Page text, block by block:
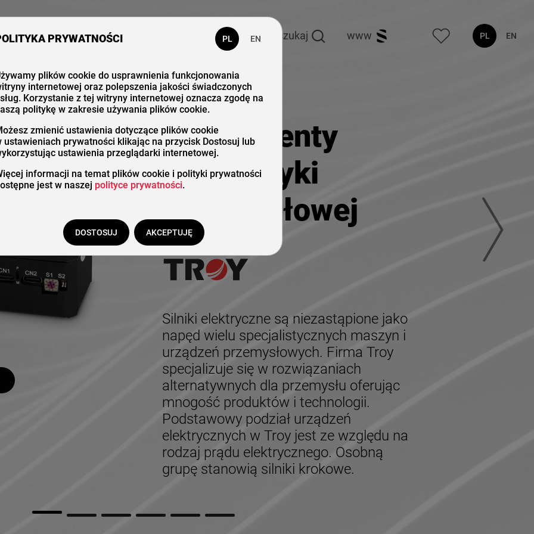
nas Katalog Kontakt szukaj www PL EN
Komponenty
automatyki
przemysłowej
Silniki elektryczne są niezastąpione jako
napęd wielu specjalistycznych maszyn i
urządzeń przemysłowych. Firma Troy
specjalizuje się w rozwiązaniach
alternatywnych dla przemysłu oferując
mnogość produktów i technologii.
Podstawowy podział urządzeń
elektrycznych w Troy jest ze względu na
rodzaj prądu elektrycznego. Osobną
grupę stanowią silniki krokowe.
Automatyka i
Komponenty
Markery drogowe
Profesjonalne
Wyposażenie
PRYWATNOŚCI PL EN
plików cookie do usprawnienia funkcjonowania
internetowej oraz polepszenia jakości świadczonych
Korzystanie z tej witryny internetowej oznacza zgodę na
politykę w zakresie używania plików cookie.
zmienić ustawienia dotyczące plików cookie
ustawieniach prywatności klikając na przycisk Dostosuj lub
ustawienia przeglądarki internetowej.
informacji na temat plików cookie i polityki prywatności
jest w naszej polityce prywatności.
DOSTOSUJ AKCEPTUJĘ